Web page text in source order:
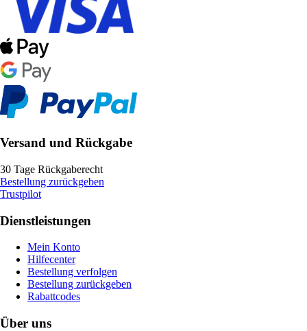
Versand und Rückgabe
30 Tage Rückgaberecht
Bestellung zurückgeben
Trustpilot
Dienstleistungen
Mein Konto
Hilfecenter
Bestellung verfolgen
Bestellung zurückgeben
Rabattcodes
Über uns